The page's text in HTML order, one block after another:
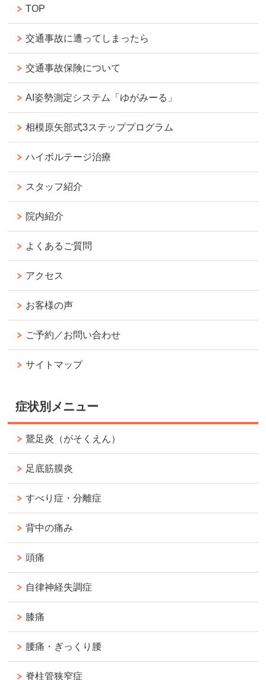
TOP
交通事故に遭ってしまったら
交通事故保険について
AI姿勢測定システム「ゆがみーる」
相模原矢部式3ステッププログラム
ハイボルテージ治療
スタッフ紹介
院内紹介
よくあるご質問
アクセス
お客様の声
ご予約／お問い合わせ
サイトマップ
症状別メニュー
鵞足炎（がそくえん）
足底筋膜炎
すべり症・分離症
背中の痛み
頭痛
自律神経失調症
膝痛
腰痛・ぎっくり腰
脊柱管狭窄症